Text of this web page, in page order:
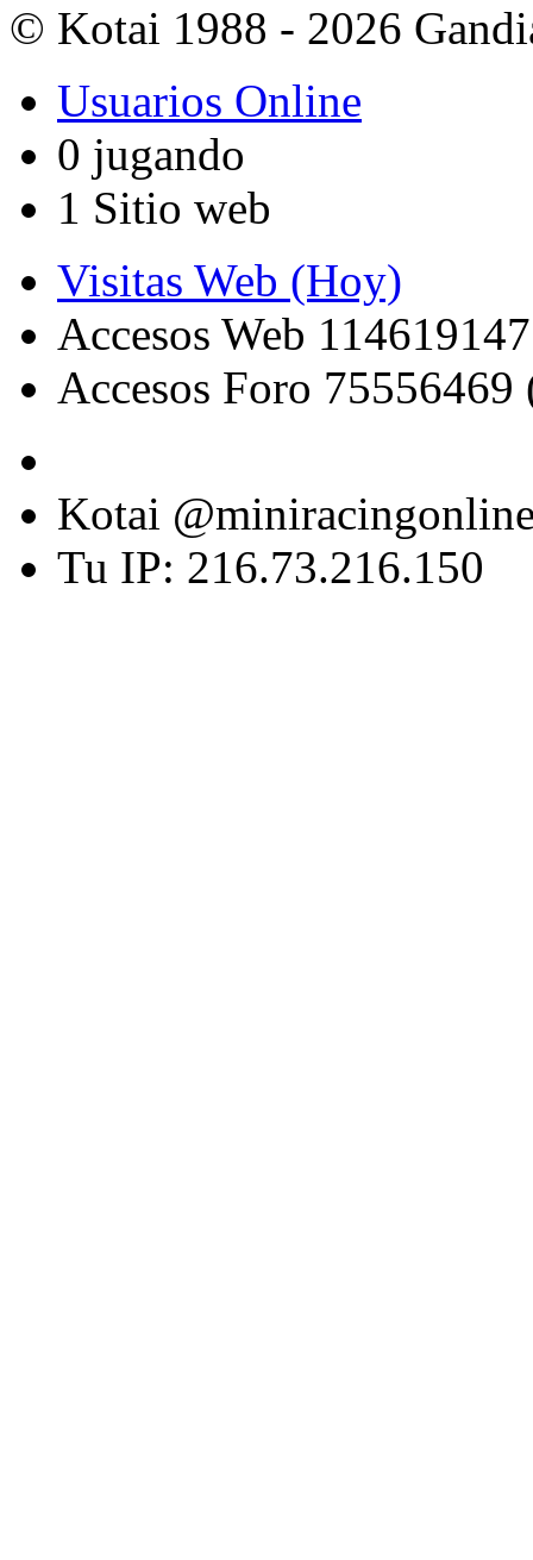
© Kotai 1988 - 2026
Usuarios Online
0 jugando
1 Sitio web
Visitas Web (Hoy)
Accesos Web
Accesos Foro 75556469
Kotai
Tu IP: 216.73.216.150